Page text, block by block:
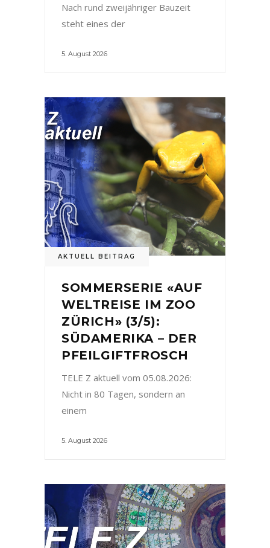
Nach rund zweijähriger Bauzeit
steht eines der
5. August 2026
AKTUELL BEITRAG
SOMMERSERIE «AUF
WELTREISE IM ZOO
ZÜRICH» (3/5):
SÜDAMERIKA – DER
PFEILGIFTFROSCH
TELE Z aktuell vom 05.08.2026:
Nicht in 80 Tagen, sondern an
einem
5. August 2026